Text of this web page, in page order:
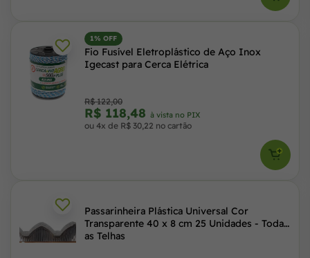
1% OFF
Fio Fusível Eletroplástico de Aço Inox
Igecast para Cerca Elétrica
R$ 122,00
R$ 118,48 à vista no PIX
ou 4x de R$ 30,22 no cartão
Passarinheira Plástica Universal Cor
Transparente 40 x 8 cm 25 Unidades - Todas
as Telhas